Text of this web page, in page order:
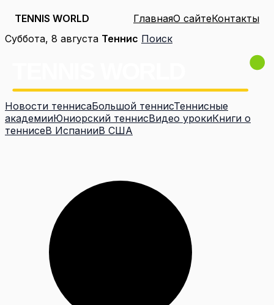
TENNIS WORLD ГлавнаяО сайтеКонтакты
Перейти
Суббота, 8 августа Теннис Поиск
Новости теннисаБольшой теннисТеннисные
академииЮниорский теннисВидео урокиКниги о
теннисеВ ИспанииВ США